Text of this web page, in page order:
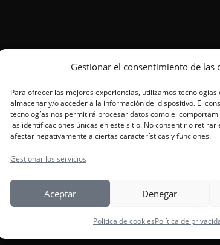
Gestionar el consentimiento de las
Para ofrecer las mejores experiencias, utilizamos tecnologías
almacenar y/o acceder a la información del dispositivo. El
tecnologías nos permitirá procesar datos como el
las identificaciones únicas en este sitio. No consentir o retirar
afectar negativamente a ciertas características y funciones.
Gestionar los servicios
Aceptar Denegar
Política de cookiesPolítica de